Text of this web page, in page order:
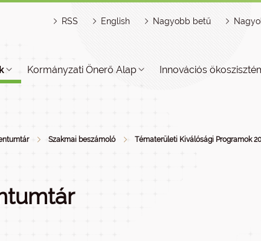
RSS English Nagyobb betű
Kormányzati Önerő Alap Innovációs
Szakmai beszámoló Tématerületi Kiválósági Programok